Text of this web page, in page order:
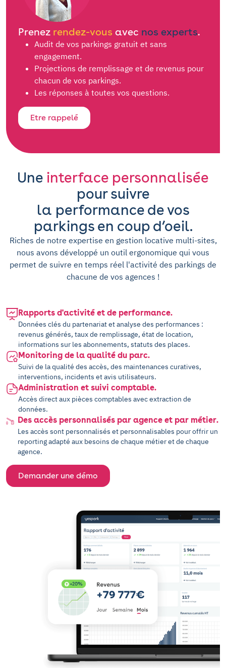
Prenez rendez-vous avec nos experts.
Audit de vos parkings gratuit et sans
engagement.
Projections de remplissage et de revenus pour
chacun de vos parkings.
Les réponses à toutes vos questions.
Etre rappelé
Une interface personnalisée
pour suivre
la performance de vos
parkings en coup d’oeil.
Riches de notre expertise en gestion locative multi-sites,
nous avons développé un outil ergonomique qui vous
permet de suivre en temps réel l'activité des parkings de
chacune de vos agences !
Rapports d'activité et de performance.
Données clés du partenariat et analyse des performances :
revenus générés, taux de remplissage, état de location,
informations sur les abonnements, statuts des places.
Monitoring de la qualité du parc.
Suivi de la qualité des accès, des maintenances curatives,
interventions, incidents et avis utilisateurs.
Administration et suivi comptable.
Accès direct aux pièces comptables avec extraction de
données.
Des accès personnalisés par agence et par métier.
Les accès sont personnalisés et personnalisables pour offrir un
reporting adapté aux besoins de chaque métier et de chaque
agence.
Demander une démo